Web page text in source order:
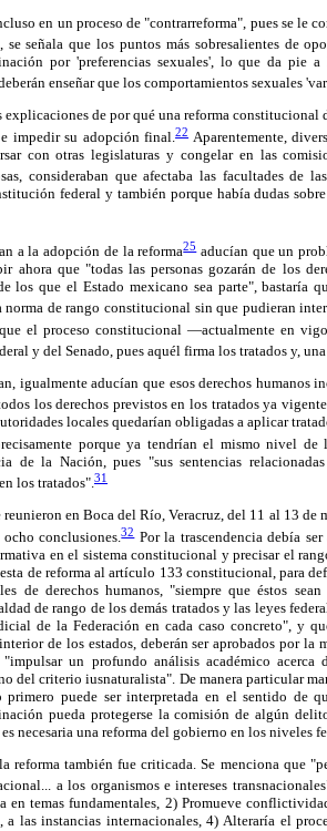
en un proceso de "contrarreforma", pues se le
se señala que los puntos más sobresalientes de
por 'preferencias sexuales', lo que da pie
enseñar que los comportamientos sexuales
explicaciones de por qué una reforma
impedir su adopción final.22 Aparentemente,
con otras legislaturas y congelar en las
consideraban que afectaba las facultades de
federal y también porque había dudas
a la adopción de la reforma25aducían que un
ahora que "todas las personas gozarán de los
los que el Estado mexicano sea parte", bastaría
norma de rango constitucional sin que pudieran
que el proceso constitucional —actualmente en
y del Senado, pues aquél firma los tratados y,
igualmente aducían que esos derechos humanos
los derechos previstos en los tratados ya
locales quedarían obligadas a aplicar
porque ya tendrían el mismo nivel de
de la Nación, pues "sus sentencias
los tratados".31
reunieron en Boca del Río, Veracruz, del 11 al 13
conclusiones.32Por la trascendencia debía
en el sistema constitucional y precisar el
de reforma al artículo 133 constitucional, para
de derechos humanos, "siempre que éstos
de rango de los demás tratados y las leyes
de la Federación en cada caso concreto", y
de los estados, deberán ser aprobados por la
"impulsar un profundo análisis académico
del criterio iusnaturalista". De manera particular
puede ser interpretada en el sentido de
pueda protegerse la comisión de algún
necesaria una reforma del gobierno en los niveles
reforma también fue criticada. Se menciona que
a los organismos e intereses
en temas fundamentales, 2) Promueve
a las instancias internacionales, 4) Alteraría el